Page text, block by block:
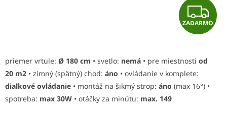
Z
A
ZADARMO
priemer vrtule: Ø 180 cm • svetlo: nemá • pre miestnosti od
20 m2 • zimný (spätný) chod: áno • ovládanie v komplete:
diaľkové ovládanie • montáž na šikmý strop: áno (max 16°) •
spotreba: max 30W • otáčky za minútu: max. 149